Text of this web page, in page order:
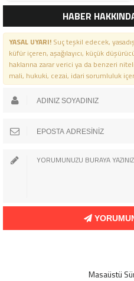
HABER
YASAL UYARI!Suç teşkil edecek,
küfür içeren, aşağılayıcı, küçük
haklarına zarar verici ya da benzeri
mali, hukuki, cezai, idari sorumluluk
Masaüstü